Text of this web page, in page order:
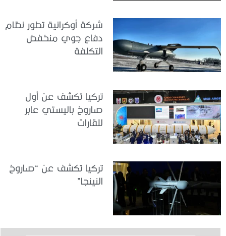
شركة أوكرانية تطور نظام
دفاع جوي منخفض
التكلفة
تركيا تكشف عن أول
صاروخ باليستي عابر
للقارات
تركيا تكشف عن “صاروخ
النينجا”